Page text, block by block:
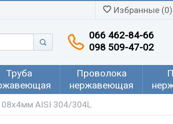
Избранные (0)
066 462-84-66
098 509-47-02
Труба
Проволока
нержавеющая
AISI 304/304L